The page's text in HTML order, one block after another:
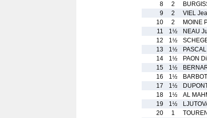
8
2
9
2 VIEL
10
2 MOINE
11
1½ NEAU
12
1½
13
1½
14
1½ PAON
15
1½
16
1½
17
1½
18
1½ AL
19
1½
20
1